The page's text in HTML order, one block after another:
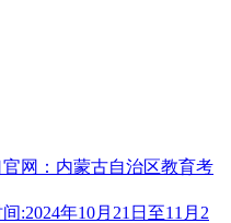
网：内蒙古自治区教育考
:2024年10月21日至11月2